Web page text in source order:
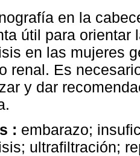
en la
útil para orientar
en las mujeres
renal. Es
y dar
: embarazo;
ultrafiltración;